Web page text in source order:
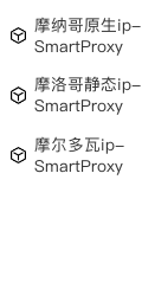
摩纳哥原生ip-
SmartProxy
摩洛哥静态ip-
SmartProxy
摩尔多瓦ip-
SmartProxy